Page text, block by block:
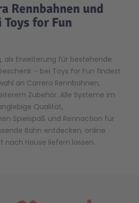
Rennbahnen und
for Fun
als Erweiterung für bestehende
– bei Toys for Fun findest
an Carrera Rennbahnen,
Zubehör. Alle Systeme im
Qualität,
Spielspaß und Rennaction für
Bahn entdecken, online
nach Hause liefern lassen.